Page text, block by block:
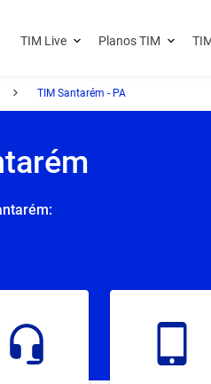
TIM Live Planos TIM
TIM Santarém - PA